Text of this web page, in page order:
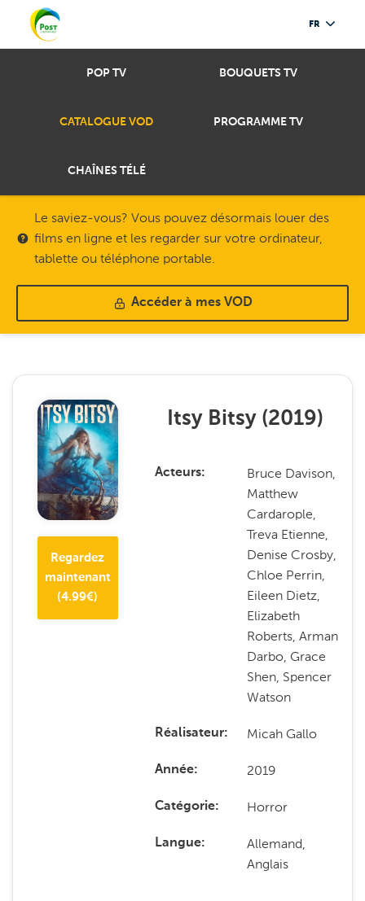
FR
POP TV BOUQUETS TV
CATALOGUE VOD PROGRAMME TV
CHAÎNES TÉLÉ
Le saviez-vous? Vous pouvez désormais louer des
films en ligne et les regarder sur votre ordinateur,
tablette ou téléphone portable.
Accéder à mes VOD
Regardez
maintenant
(4.99€)
Itsy Bitsy (2019)
Acteurs
Bruce Davison,
Matthew
Cardarople,
Treva Etienne,
Denise Crosby,
Chloe Perrin,
Eileen Dietz,
Elizabeth
Roberts, Arman
Darbo, Grace
Shen, Spencer
Watson
Réalisateur Micah Gallo
Année 2019
Catégorie Horror
Langue
Allemand,
Anglais